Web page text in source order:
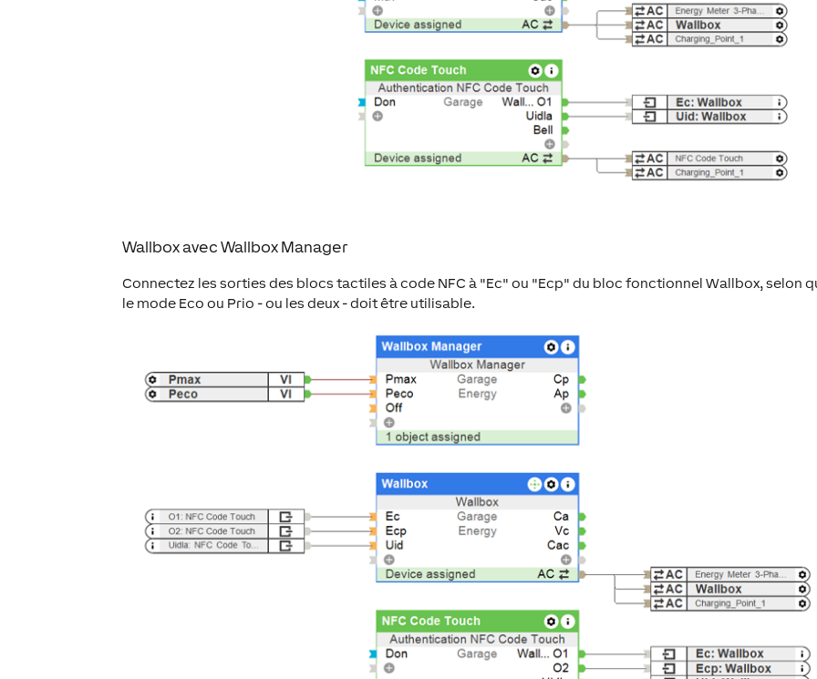
Wallbox avec Wallbox Manager
Connectez les sorties des blocs tactiles à code NFC à "Ec" ou "Ecp" du bloc fonctionnel Wallbox, selon
le mode Eco ou Prio - ou les deux - doit être utilisable.